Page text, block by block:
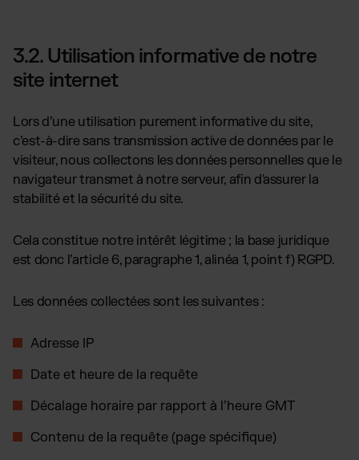
3.2. Utilisation informative de notre
site internet
Lors d’une utilisation purement informative du site,
c’est-à-dire sans transmission active de données par le
visiteur, nous collectons les données personnelles que le
navigateur transmet à notre serveur, afin d'assurer la
stabilité et la sécurité du site.
Cela constitue notre intérêt légitime ; la base juridique
est donc l’article 6, paragraphe 1, alinéa 1, point f) RGPD.
Les données collectées sont les suivantes :
Adresse IP
Date et heure de la requête
Décalage horaire par rapport à l’heure GMT
Contenu de la requête (page spécifique)